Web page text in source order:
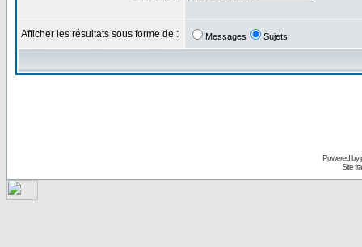
Afficher les résultats sous forme de : Messages Sujets
Powered by
Site